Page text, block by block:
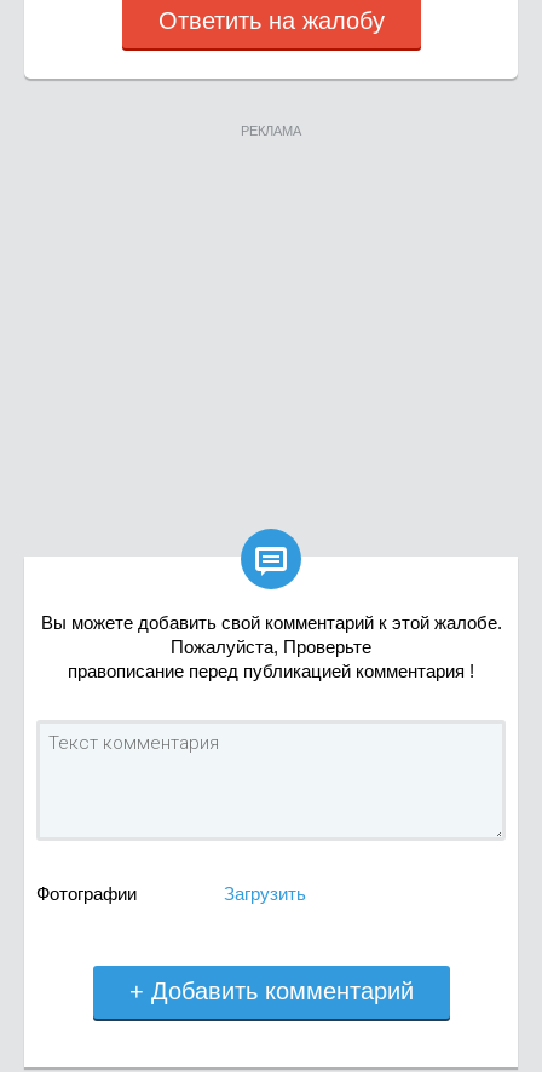
Ответить на жалобу
РЕКЛАМА

Вы можете добавить свой комментарий к этой жалобе.
Пожалуйста, Проверьте
правописание перед публикацией комментария !
Фотографии Загрузить
+ Добавить комментарий